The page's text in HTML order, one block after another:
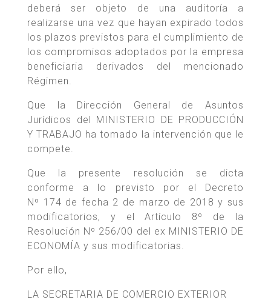
deberá ser objeto de una auditoría a
realizarse una vez que hayan expirado todos
los plazos previstos para el cumplimiento de
los compromisos adoptados por la empresa
beneficiaria derivados del mencionado
Régimen.
Que la Dirección General de Asuntos
Jurídicos del MINISTERIO DE PRODUCCIÓN
Y TRABAJO ha tomado la intervención que le
compete.
Que la presente resolución se dicta
conforme a lo previsto por el Decreto
Nº 174 de fecha 2 de marzo de 2018 y sus
modificatorios, y el Artículo 8º de la
Resolución Nº 256/00 del ex MINISTERIO DE
ECONOMÍA y sus modificatorias.
Por ello,
LA SECRETARIA DE COMERCIO EXTERIOR